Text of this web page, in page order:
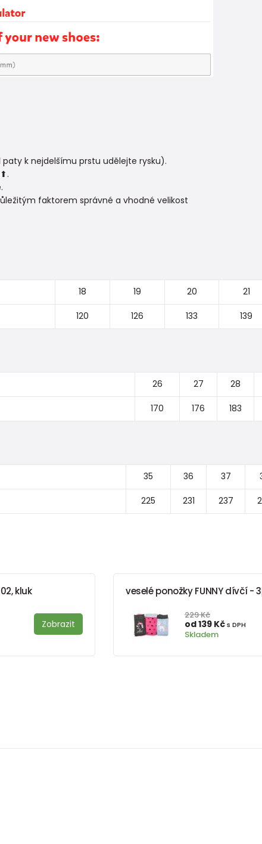
k nejdelšímu prstu udělejte rysku).
faktorem správné a vhodné velikost
18 19 20 21
120 126 133 139
26 27 28
170 176 183
35 36 37
225 231 237
kluk
Zobrazit
veselé ponožky FUNNY dívčí -
229 Kč
od 139 Kčs DPH
Skladem